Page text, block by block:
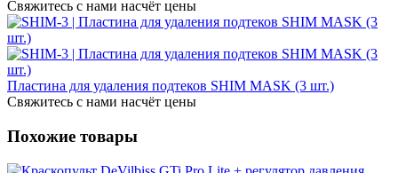
Свяжитесь с нами насчёт цены
Пластина для удаления подтеков SHIM MASK (3 шт.)
Свяжитесь с нами насчёт цены
Похожие товары